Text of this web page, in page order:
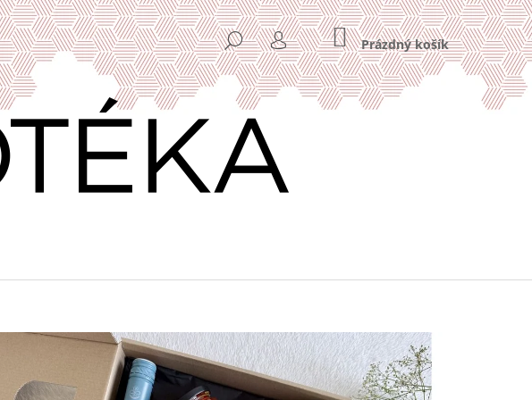
HLEDAT
PŘIHLÁŠENÍ
NÁKUPNÍ
KOŠÍK
Prázdný košík
Následující
PRAŽENÁ ZRNKOVÁ KÁVA HOME OFFICE